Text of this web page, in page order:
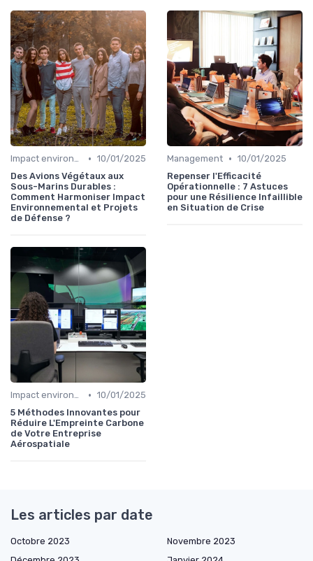
Impact environnemental • 10/01/2025
Des Avions Végétaux aux
Sous-Marins Durables :
Comment Harmoniser Impact
Environnemental et Projets
de Défense ?
Management • 10/01/2025
Repenser l'Efficacité
Opérationnelle : 7 Astuces
pour une Résilience Infaillible
en Situation de Crise
Impact environnemental • 10/01/2025
5 Méthodes Innovantes pour
Réduire L'Empreinte Carbone
de Votre Entreprise
Aérospatiale
Les articles par date
Octobre 2023
Novembre 2023